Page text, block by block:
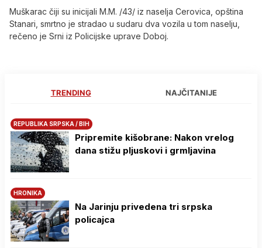
Muškarac čiji su inicijali M.M. /43/ iz naselja Cerovica, opština
Stanari, smrtno je stradao u sudaru dva vozila u tom naselju,
rečeno je Srni iz Policijske uprave Doboj.
TRENDING NAJČITANIJE
REPUBLIKA SRPSKA / BIH
Pripremite kišobrane: Nakon vrelog
dana stižu pljuskovi i grmljavina
HRONIKA
Na Јarinju privedena tri srpska
policajca